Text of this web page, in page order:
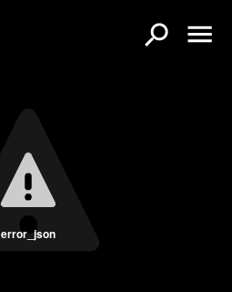
error_json